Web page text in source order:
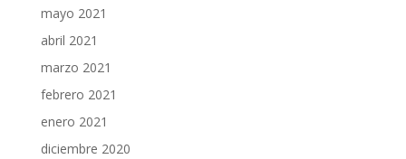
mayo 2021
abril 2021
marzo 2021
febrero 2021
enero 2021
diciembre 2020